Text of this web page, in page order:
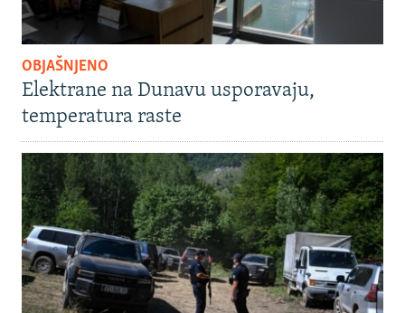
OBJAŠNJENO
Elektrane na Dunavu usporavaju,
temperatura raste